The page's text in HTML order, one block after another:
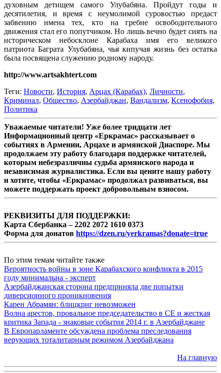
духовным детищем самого Улубабяна. Пройдут годы и
десятилетия, и время с неумолимой суровостью предаст
забвению имена тех, кто на гребне освободительного
движения стал его попутчиком. Но лишь вечно будет сиять на
историческом небосклоне Карабаха имя его великого
патриота Баграта Улубабяна, чья кипучая жизнь без остатка
была посвящена служению родному народу.
http://www.artsakhtert.com
Теги: Новости, История, Арцах (Карабах), Личности,
Криминал, Общество, Азербайджан, Вандализм, Ксенофобия,
Политика
Уважаемые читатели! Уже более тридцати лет
Информационный центр «Еркрамас» рассказывает о
событиях в Армении, Арцахе и армянской Диаспоре. Мы
продолжаем эту работу благодаря поддержке читателей,
которым небезразличны судьба армянского народа и
независимая журналистика. Если вы цените нашу работу
и хотите, чтобы «Еркрамас» продолжал развиваться, вы
можете поддержать проект добровольным взносом.
РЕКВИЗИТЫ ДЛЯ ПОДДЕРЖКИ:
Карта Сбербанка – 2202 2072 1610 0373
Форма для донатов https://dzen.ru/yerkramas?donate=true
По этим темам читайте также
Вероятность войны в зоне Карабахского конфликта в 2015
году минимальна - эксперт
Азербайджанская сторона предприняла две попытки
диверсионного проникновения
Карен Абрамян: блицкриг невозможен
Волна арестов, провальное председательство в СЕ и жесткая
критика Запада - знаковые события 2014 г. в Азербайджане
В Европарламенте обсуждена проблема преследования
верующих тоталитарным режимом Азербайджана
На главную